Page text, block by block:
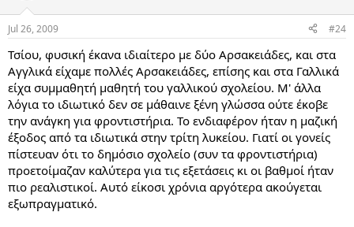
Jul 26, 2009 #24
Τσίου, φυσική έκανα ιδιαίτερο με δύο Αρσακειάδες, και στα
Αγγλικά είχαμε πολλές Αρσακειάδες, επίσης και στα Γαλλικά
είχα συμμαθητή μαθητή του γαλλικού σχολείου. Μ' άλλα
λόγια το ιδιωτικό δεν σε μάθαινε ξένη γλώσσα ούτε έκοβε
την ανάγκη για φροντιστήρια. Το ενδιαφέρον ήταν η μαζική
έξοδος από τα ιδιωτικά στην τρίτη λυκείου. Γιατί οι γονείς
πίστευαν ότι το δημόσιο σχολείο (συν τα φροντιστήρια)
προετοίμαζαν καλύτερα για τις εξετάσεις κι οι βαθμοί ήταν
πιο ρεαλιστικοί. Αυτό είκοσι χρόνια αργότερα ακούγεται
εξωπραγματικό.